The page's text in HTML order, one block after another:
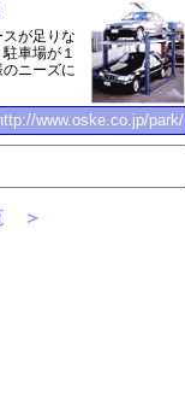
が足りな
車場が１
ニーズに
www.oske.co.jp/park/
＞